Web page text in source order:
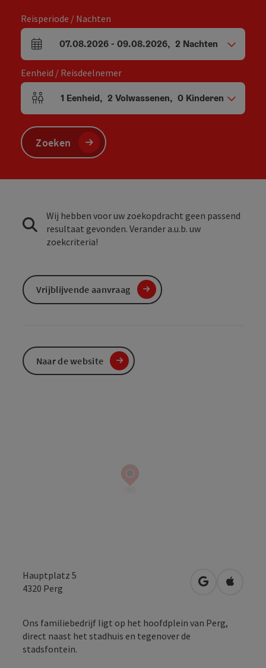
Hauptplatz 5
4320 Perg Openen in
Ons familiebedrijf ligt op het hoofdplein van Perg,
direct naast het stadhuis en tegenover de
stadsfontein.
Reisperiode / Nachten
Velden voor aankomst en vertrek
07.08.2026- 09.08.2026, 2 Nachten
Eenheid / Reisdeelnemer
Aantal eenheden en persoonsvelden
1 Eenheid, 2 Volwassenen, 0 Kinderen
Zoeken
Wij hebben voor uw zoekopdracht geen passend
resultaat gevonden. Verander a.u.b. uw
zoekcriteria!
Vrijblijvende aanvraag
Naar de website